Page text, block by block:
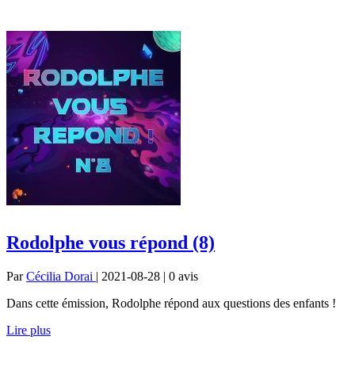
Rodolphe vous répond (8)
ParCécilia Dorai | 2021-08-28 | 0 avis
Dans cette émission, Rodolphe répond aux questions des enfants !
Lire plus